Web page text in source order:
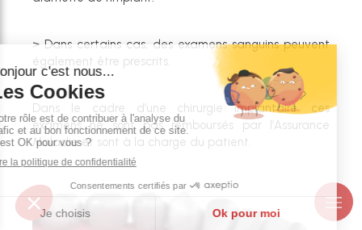
> Dans certains cas, des examens sanguins peuvent
également être prescrits.
Dans le cadre d’une chirurgie implantaire, ces
examens ne sont pas remboursés par l’Assurance
Maladie et sont à la charge du patient.